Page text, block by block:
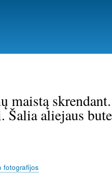
Šalia aliejaus
fotografijos